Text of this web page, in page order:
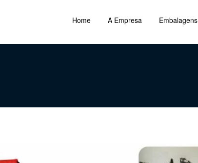
Home A Empresa Embalagens